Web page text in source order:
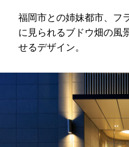
エルマーナ福
岡｜渡辺通駅
近くのホテル
福岡市との姉妹都市、フ
に見られるブドウ畑の風
せるデザイン。
客室
朝食
アクセス・観光情報
よくあるご質問
お問い合わせ
チェックイン日が
チェ